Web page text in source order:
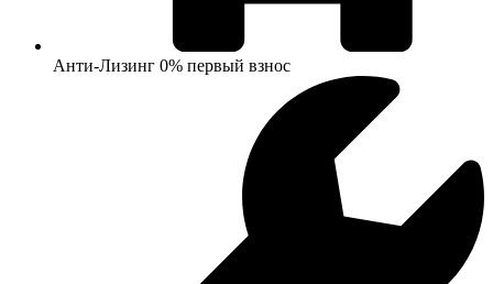
Анти-Лизинг 0% первый взнос